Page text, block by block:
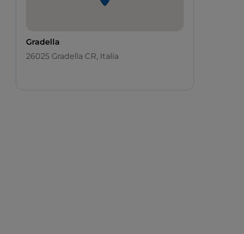
Gradella
26025 Gradella CR, Italia